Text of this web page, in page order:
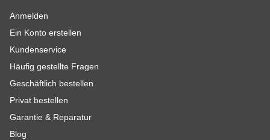
Anmelden
Ein Konto erstellen
Kundenservice
Häufig gestellte Fragen
Geschäftlich bestellen
Privat bestellen
Garantie & Reparatur
Blog